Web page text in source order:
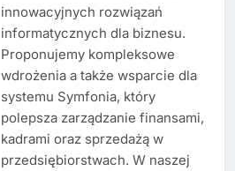
innowacyjnych rozwiązań
informatycznych dla biznesu.
Proponujemy kompleksowe
wdrożenia a także wsparcie dla
systemu Symfonia, który
polepsza zarządzanie finansami,
kadrami oraz sprzedażą w
przedsiębiorstwach. W naszej